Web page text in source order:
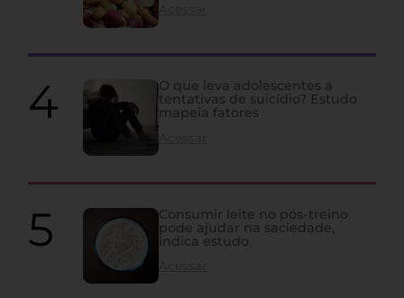
O que leva adolescentes a
tentativas de suicídio? Estudo
mapeia fatores
Consumir leite no pós-treino
pode ajudar na saciedade,
indica estudo